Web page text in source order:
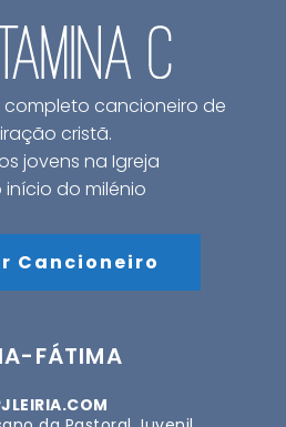
completo cancioneiro de
cristã.
jovens na Igreja
início do milénio
Cancioneiro
FÁTIMA